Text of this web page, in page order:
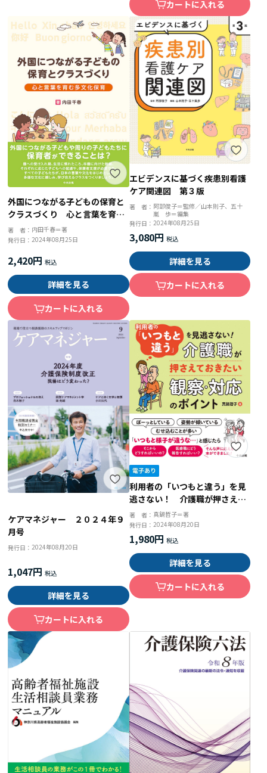
カートに入れる
外国につながる子どもの保育と
クラスづくり 心と言葉を育む
多文化保育
著 者： 内田千春＝著
発行日：2024年08月25日
2,420円
詳細を見る
カートに入れる
エビデンスに基づく疾患別看護
ケア関連図 第３版
著 者： 阿部俊子＝監修／山本則子、五十
嵐 歩＝編集
発行日： 2024年08月25日
3,080円
詳細を見る
カートに入れる
ケアマネジャー ２０２４年９
月号
発行日：2024年08月20日
1,047円
詳細を見る
カートに入れる
利用者の「いつもと違う」を見
逃さない！ 介護職が押さえて
おきたい観察・対応のポイント
著 者： 真鍋哲子＝著
発行日： 2024年08月20日
1,980円
詳細を見る
カートに入れる